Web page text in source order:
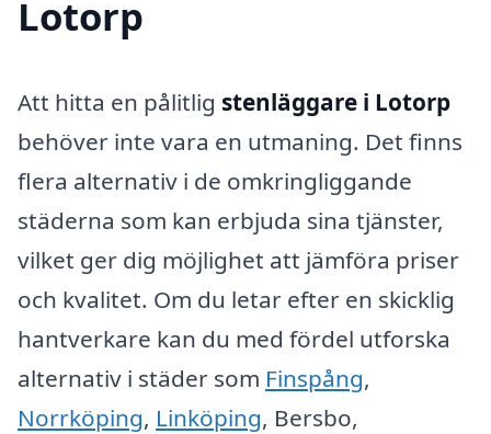
Lotorp
Att hitta en pålitlig stenläggare i Lotorp
behöver inte vara en utmaning. Det finns
flera alternativ i de omkringliggande
städerna som kan erbjuda sina tjänster,
vilket ger dig möjlighet att jämföra priser
och kvalitet. Om du letar efter en skicklig
hantverkare kan du med fördel utforska
alternativ i städer som Finspång,
Norrköping, Linköping, Bersbo,